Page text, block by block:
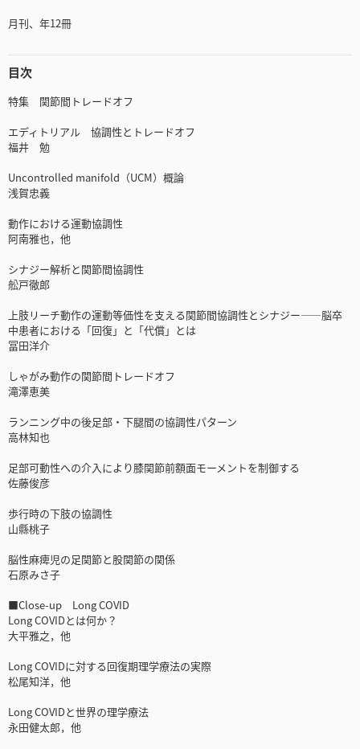
月刊、年12冊
目次
特集 関節間トレードオフ
エディトリアル 協調性とトレードオフ
福井 勉
Uncontrolled manifold（UCM）概論
浅賀忠義
動作における運動協調性
阿南雅也，他
シナジー解析と関節間協調性
舩戸徹郎
上肢リーチ動作の運動等価性を支える関節間協調性とシナジー――脳卒
中患者における「回復」と「代償」とは
冨田洋介
しゃがみ動作の関節間トレードオフ
滝澤恵美
ランニング中の後足部・下腿間の協調性パターン
高林知也
足部可動性への介入により膝関節前額面モーメントを制御する
佐藤俊彦
歩行時の下肢の協調性
山縣桃子
脳性麻痺児の足関節と股関節の関係
石原みさ子
■Close-up Long COVID
Long COVIDとは何か？
大平雅之，他
Long COVIDに対する回復期理学療法の実際
松尾知洋，他
Long COVIDと世界の理学療法
永田健太郎，他